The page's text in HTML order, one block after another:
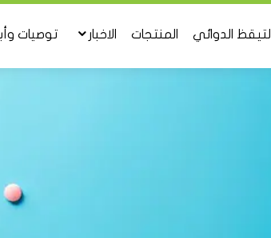
التيقظ الدوائي المنتجات الاخبار توصيات